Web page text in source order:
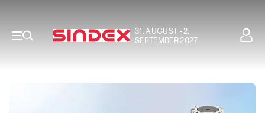
31. AUGUST - 2.
SEPTEMBER 2027